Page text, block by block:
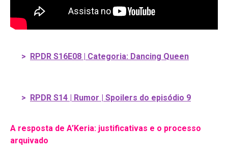
> RPDR S16E08 | Categoria: Dancing Queen
> RPDR S14 | Rumor | Spoilers do episódio 9
A resposta de A’Keria: justificativas e o processo
arquivado